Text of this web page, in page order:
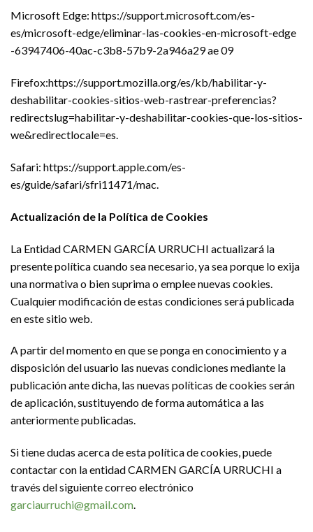
Microsoft Edge: https://support.microsoft.com/es-
es/microsoft-edge/eliminar-las-cookies-en-microsoft-edge
-63947406-40ac-c3b8-57b9-2a946a29 ae 09
Firefox:https://support.mozilla.org/es/kb/habilitar-y-
deshabilitar-cookies-sitios-web-rastrear-preferencias?
redirectslug=habilitar-y-deshabilitar-cookies-que-los-sitios-
we&redirectlocale=es.
Safari: https://support.apple.com/es-
es/guide/safari/sfri11471/mac.
Actualización de la Política de Cookies
La Entidad CARMEN GARCÍA URRUCHI actualizará la
presente política cuando sea necesario, ya sea porque lo exija
una normativa o bien suprima o emplee nuevas cookies.
Cualquier modificación de estas condiciones será publicada
en este sitio web.
A partir del momento en que se ponga en conocimiento y a
disposición del usuario las nuevas condiciones mediante la
publicación ante dicha, las nuevas políticas de cookies serán
de aplicación, sustituyendo de forma automática a las
anteriormente publicadas.
Si tiene dudas acerca de esta política de cookies, puede
contactar con la entidad CARMEN GARCÍA URRUCHI a
través del siguiente correo electrónico
garciaurruchi@gmail.com.